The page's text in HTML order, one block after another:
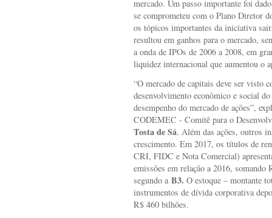
mercado. Um passo importante foi
se comprometeu com o Plano Diretor
os tópicos importantes da iniciativa
resultou em ganhos para o mercado,
a onda de IPOs de 2006 a 2008, em
liquidez internacional que aumentou o
“O mercado de capitais deve ser visto
desenvolvimento econômico e social
desempenho do mercado de ações”,
CODEMEC - Comitê para o
Tosta de Sá. Além das ações, outros
crescimento. Em 2017, os títulos de
CRI, FIDC e Nota Comercial)
emissões em relação a 2016,
segundo a B3. O estoque – montante
instrumentos de dívida corporativa
R$ 460 bilhões.